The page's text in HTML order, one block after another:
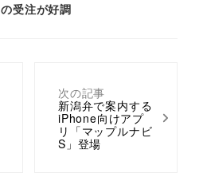
次の記事
新潟弁で案内する
iPhone向けアプ
リ「マップルナビ
S」登場
の受注が好調